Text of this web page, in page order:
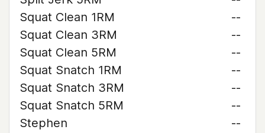
Squat Clean 1RM
--
Squat Clean 3RM
--
Squat Clean 5RM
--
Squat Snatch 1RM
--
Squat Snatch 3RM
--
Squat Snatch 5RM
--
Stephen
--